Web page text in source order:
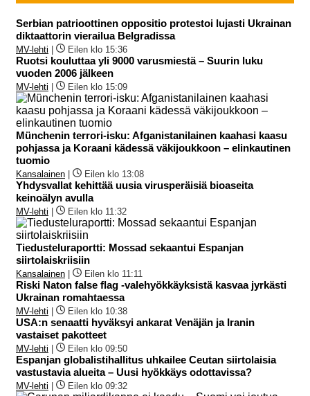
Serbian patrioottinen oppositio protestoi lujasti Ukrainan
diktaattorin vierailua Belgradissa
MV-lehti Eilen klo 15:36
Ruotsi kouluttaa yli 9000 varusmiestä – Suurin luku
vuoden 2006 jälkeen
MV-lehti Eilen klo 15:09
Münchenin terrori-isku: Afganistanilainen kaahasi kaasu
pohjassa ja Koraani kädessä väkijoukkoon – elinkautinen
tuomio
Kansalainen Eilen klo 13:08
Yhdysvallat kehittää uusia virusperäisiä bioaseita
keinoälyn avulla
MV-lehti Eilen klo 11:32
Tiedusteluraportti: Mossad sekaantui Espanjan
siirtolaiskriisiin
Kansalainen Eilen klo 11:11
Riski Naton false flag -valehyökkäyksistä kasvaa jyrkästi
Ukrainan romahtaessa
MV-lehti Eilen klo 10:38
USA:n senaatti hyväksyi ankarat Venäjän ja Iranin
vastaiset pakotteet
MV-lehti Eilen klo 09:50
Espanjan globalistihallitus uhkailee Ceutan siirtolaisia
vastustavia alueita – Uusi hyökkäys odottavissa?
MV-lehti Eilen klo 09:32